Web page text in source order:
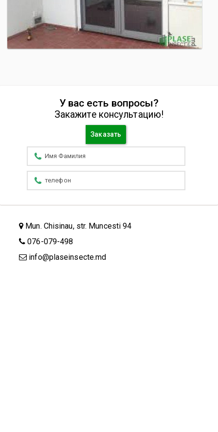
У вас есть вопросы?
Закажите консультацию!
Заказать
Mun. Chisinau, str. Muncesti 94
076-079-498
info@plaseinsecte.md